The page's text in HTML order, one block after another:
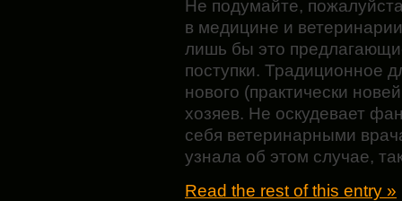
Не подумайте,
в медицине и
лишь бы это
поступки. Традиционное
нового (практически
хозяев. Не оскудевает
себя ветеринарными
узнала об этом случае,
Read the rest of this entry »